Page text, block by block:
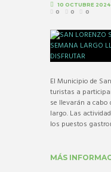
10 OCTUBRE 2024
0 0 0
El Municipio de
turistas a
se llevarán a
largo. Las
los puestos
MÁS